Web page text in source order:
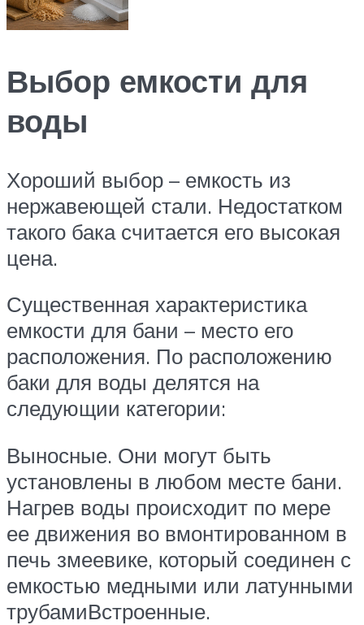
Выбор емкости для
воды
Хороший выбор – емкость из
нержавеющей стали. Недостатком
такого бака считается его высокая
цена.
Существенная характеристика
емкости для бани – место его
расположения. По расположению
баки для воды делятся на
следующии категории:
Выносные. Они могут быть
установлены в любом месте бани.
Нагрев воды происходит по мере
ее движения во вмонтированном в
печь змеевике, который соединен с
емкостью медными или латунными
трубамиВстроенные.